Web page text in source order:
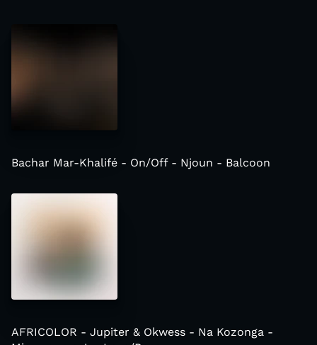
Bachar Mar-Khalifé - On/Off - Njoun - Balcoon
AFRICOLOR - Jupiter & Okwess - Na Kozonga -